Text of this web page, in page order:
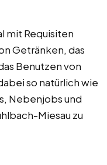
mit Requisiten
Getränken, das
Benutzen von
so natürlich wie
Nebenjobs und
Miesau zu